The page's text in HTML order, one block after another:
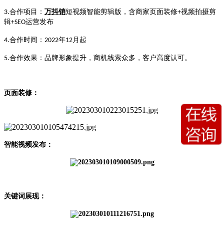
3.合作项目： 万抖销短视频智能剪辑版 ， 含商家页面装修+视频拍摄剪
辑+SEO运营发布
4.合作时间： 2022年12 月起
5.合作效果： 品牌形象提升， 商机线索众多，客户高度认可。
页面装修：
智能视频发布：
关键词展现：